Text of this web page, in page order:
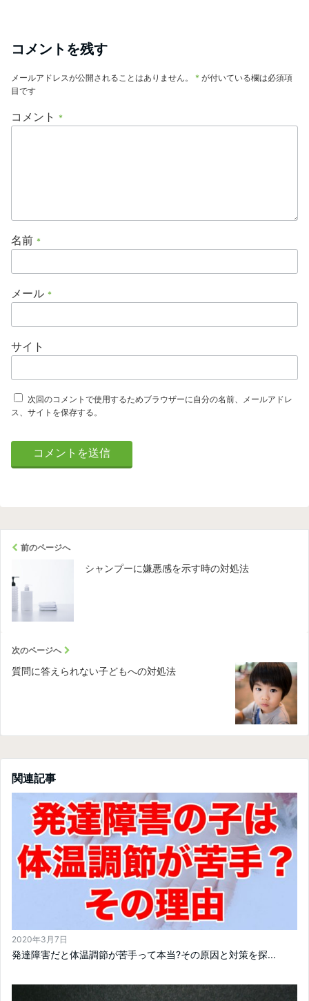
コメントを残す
メールアドレスが公開されることはありません。 * が付いている欄は必須項
目です
コメント *
名前 *
メール *
サイト
次回のコメントで使用するためブラウザーに自分の名前、メールアドレ
ス、サイトを保存する。
前のページへ
シャンプーに嫌悪感を示す時の対処法
次のページへ
質問に答えられない子どもへの対処法
関連記事
2020年3月7日
発達障害だと体温調節が苦手って本当?その原因と対策を探...